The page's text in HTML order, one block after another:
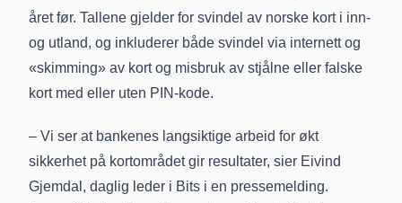
året før. Tallene gjelder for svindel av norske kort i inn-
og utland, og inkluderer både svindel via internett og
«skimming» av kort og misbruk av stjålne eller falske
kort med eller uten PIN-kode.
– Vi ser at bankenes langsiktige arbeid for økt
sikkerhet på kortområdet gir resultater, sier Eivind
Gjemdal, daglig leder i Bits i en pressemelding.